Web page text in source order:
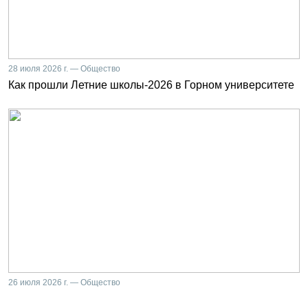
28 июля 2026 г. — Общество
Как прошли Летние школы-2026 в Горном университете
26 июля 2026 г. — Общество